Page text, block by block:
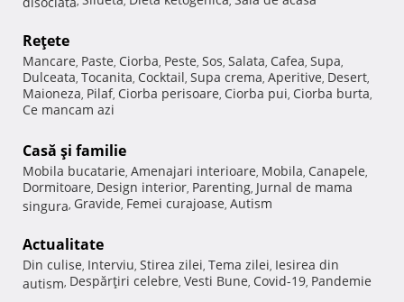
Reţete
Mancare, Paste, Ciorba, Peste, Sos, Salata, Cafea, Supa,
Dulceata, Tocanita, Cocktail, Supa crema, Aperitive, Desert,
Maioneza, Pilaf, Ciorba perisoare, Ciorba pui, Ciorba burta,
Ce mancam azi
Casă şi familie
Mobila bucatarie, Amenajari interioare, Mobila, Canapele,
Dormitoare, Design interior, Parenting, Jurnal de mama
singura, Gravide, Femei curajoase, Autism
Actualitate
Din culise, Interviu, Stirea zilei, Tema zilei, Iesirea din
autism, Despărţiri celebre, Vesti Bune, Covid-19, Pandemie